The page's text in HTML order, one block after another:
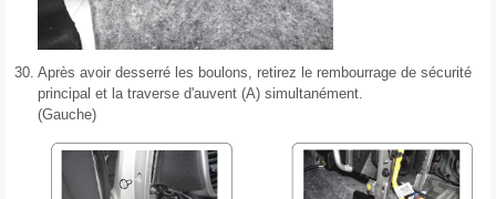
30. Après avoir desserré les boulons, retirez le rembourrage de sécurité
principal et la traverse d'auvent (A) simultanément.
(Gauche)